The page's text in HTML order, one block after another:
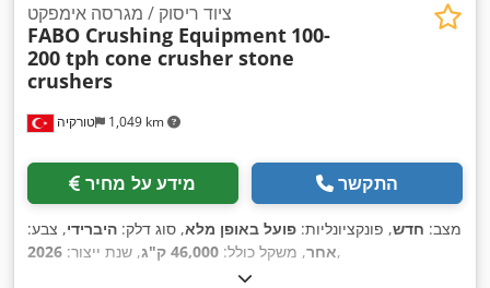
טורקיה 1,049 km
ציוד ריסוק / מגרסה אימפקט
FABO Crushing Equipment 100-
200 tph cone crusher stone
crushers
מידע על מחיר התקשר
מצב: חדש, פונקציונליות: פועל באופן מלא, סוג דלק: היברידי, צבע:
אחר, משקל כולל: 46,000 ק"ג , שנת ייצור: 2026 ,